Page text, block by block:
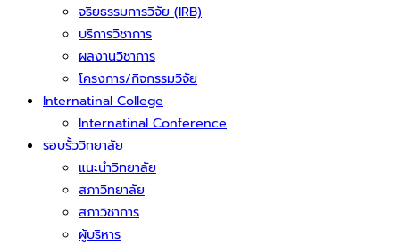
จริยธรรมการวิจัย (IRB)
บริการวิชาการ
ผลงานวิชาการ
โครงการ/กิจกรรมวิจัย
Internatinal College
Internatinal Conference
รอบรั้ววิทยาลัย
แนะนำวิทยาลัย
สภาวิทยาลัย
สภาวิชาการ
ผู้บริหาร